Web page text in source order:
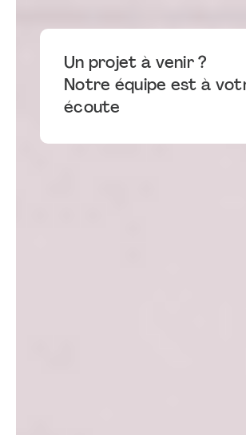
Un projet à venir ?
Notre équipe est à
écoute